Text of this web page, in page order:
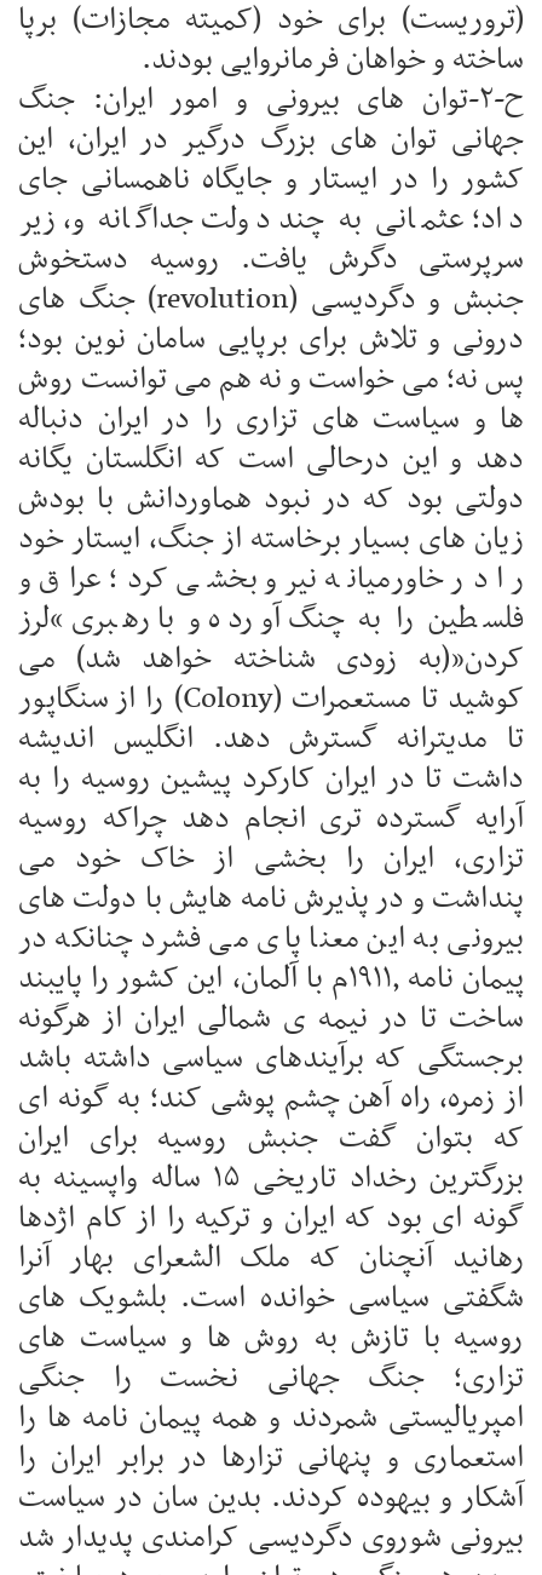
(تروریست) برای خود (کمیته مجازات) برپا
ساخته و خواهان فرمانروایی بودند.
ح-۲-توان های بیرونی و امور ایران: جنگ
جهانی توان های بزرگ درگیر در ایران، این
کشور را در ایستار و جایگاه ناهمسانی جای
داد؛ عثمانی به چند دولت جداگانه و، زیر
سرپرستی دگرش یافت. روسیه دستخوش
جنبش و دگردیسی (revolution) جنگ های
درونی و تلاش برای برپایی سامان نوین بود؛
پس نه؛ می خواست و نه هم می توانست روش
ها و سیاست های تزاری را در ایران دنباله
دهد و این درحالی است که انگلستان یگانه
دولتی بود که در نبود هماوردانش با بودش
زیان های بسیار برخاسته از جنگ، ایستار خود
را در خاورمیانه نیرو بخشی کرد؛ عراق و
فلسطین را به چنگ آورده و با رهبری “لرز
کردن”(به زودی شناخته خواهد شد) می
کوشید تا مستعمرات (Colony) را از سنگاپور
تا مدیترانه گسترش دهد. انگلیس اندیشه
داشت تا در ایران کارکرد پیشین روسیه را به
آرایه گسترده تری انجام دهد چراکه روسیه
تزاری، ایران را بخشی از خاک خود می
پنداشت و در پذیرش نامه هایش با دولت های
بیرونی به این معنا پای می فشرد چنانکه در
پیمان نامه ۱۹۱۱٫م با آلمان، این کشور را پایبند
ساخت تا در نیمه ی شمالی ایران از هرگونه
برجستگی که برآیندهای سیاسی داشته باشد
از زمره، راه آهن چشم پوشی کند؛ به گونه ای
که بتوان گفت جنبش روسیه برای ایران
بزرگترین رخداد تاریخی ۱۵ ساله واپسینه به
گونه ای بود که ایران و ترکیه را از کام اژدها
رهانید آنچنان که ملک الشعرای بهار آنرا
شگفتی سیاسی خوانده است. بلشویک های
روسیه با تازش به روش ها و سیاست های
تزاری؛ جنگ جهانی نخست را جنگی
امپریالیستی شمردند و همه پیمان نامه ها را
استعماری و پنهانی تزارها در برابر ایران را
آشکار و بیهوده کردند. بدین سان در سیاست
بیرونی شوروی دگردیسی کرامندی پدیدار شد